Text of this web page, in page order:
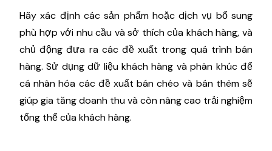
Hãy xác định các sản phẩm hoặc dịch vụ bổ sung
phù hợp với nhu cầu và sở thích của khách hàng, và
chủ động đưa ra các đề xuất trong quá trình bán
hàng. Sử dụng dữ liệu khách hàng và phân khúc để
cá nhân hóa các đề xuất bán chéo và bán thêm sẽ
giúp gia tăng doanh thu và còn nâng cao trải nghiệm
tổng thể của khách hàng.